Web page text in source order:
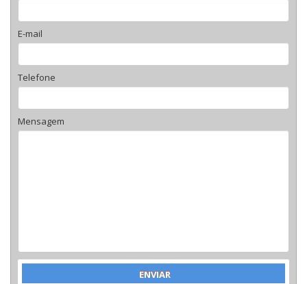
E-mail
Telefone
Mensagem